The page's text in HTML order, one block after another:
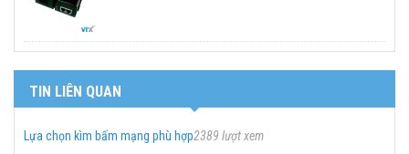
TIN LIÊN QUAN
Lựa chọn kìm bấm mạng phù hợp2389 lượt xem